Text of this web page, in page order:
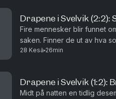
Drapene i Svelvik (2:2):
Fire mennesker blir funnet
saken. Finner de ut av hva
Gard Steiro
28 Kesä 26min
Drapene i Svelvik (1:2):
Midt på natten en tidlig